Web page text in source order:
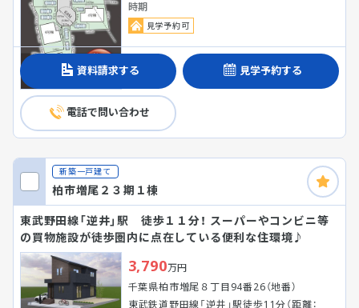
時期
見学予約可
資料請求する 見学予約する
電話で問い合わせ
新築一戸建て
柏市増尾２３期１棟
東武野田線「逆井」駅 徒歩１１分！ スーパーやコンビニ等
の買物施設が徒歩圏内に点在している便利な住環境♪
3,790万円
千葉県柏市増尾８丁目94番26（地番）
東武鉄道野田線「逆井」駅徒歩11分（距離：